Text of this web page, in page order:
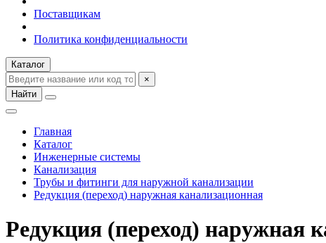
Поставщикам
Политика конфиденциальности
Каталог
×
Найти
Главная
Каталог
Инженерные системы
Канализация
Трубы и фитинги для наружной канализации
Редукция (переход) наружная канализационная
Редукция (переход) наружная